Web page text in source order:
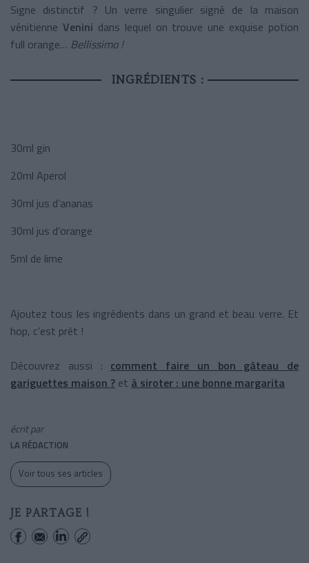
Signe distinctif ? Un verre singulier signé de la maison
vénitienne Venini dans lequel on trouve une exquise potion
full orange… Bellissimo !
INGRÉDIENTS :
30ml gin
20ml Aperol
30ml jus d’ananas
30ml jus d’orange
5ml de lime
Ajoutez tous les ingrédients dans un grand et beau verre. Et
hop, c’est prêt !
Découvrez aussi : comment faire un bon gâteau de
gariguettes maison ? et à siroter : une bonne margarita
écrit par
LA RÉDACTION
Voir tous ses articles
JE PARTAGE !